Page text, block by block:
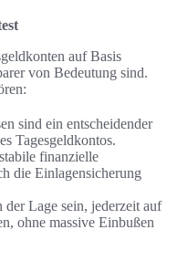
auf Basis
von Bedeutung sind.
sind ein entscheidender
Tagesgeldkontos.
finanzielle
die Einlagensicherung
Lage sein, jederzeit auf
ohne massive Einbußen